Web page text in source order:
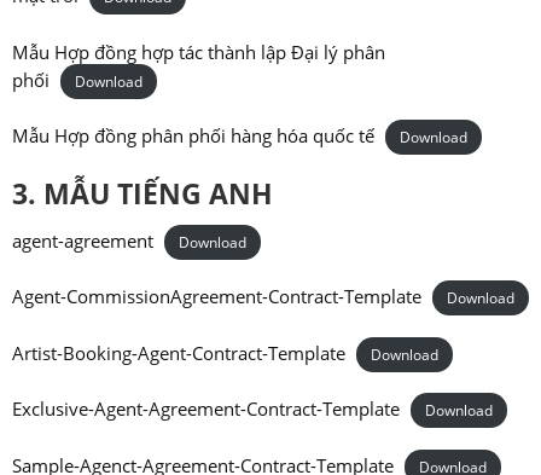
Mẫu Hợp đồng hợp tác thành lập Đại lý phân
phối
Download
Mẫu Hợp đồng phân phối hàng hóa quốc tế Download
3. MẪU TIẾNG ANH
agent-agreement Download
Agent-CommissionAgreement-Contract-Template Download
Artist-Booking-Agent-Contract-Template Download
Exclusive-Agent-Agreement-Contract-Template Download
Sample-Agenct-Agreement-Contract-Template Download